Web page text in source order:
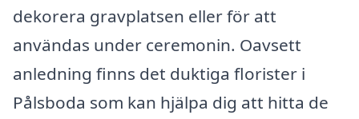
dekorera gravplatsen eller för att
användas under ceremonin. Oavsett
anledning finns det duktiga florister i
Pålsboda som kan hjälpa dig att hitta de